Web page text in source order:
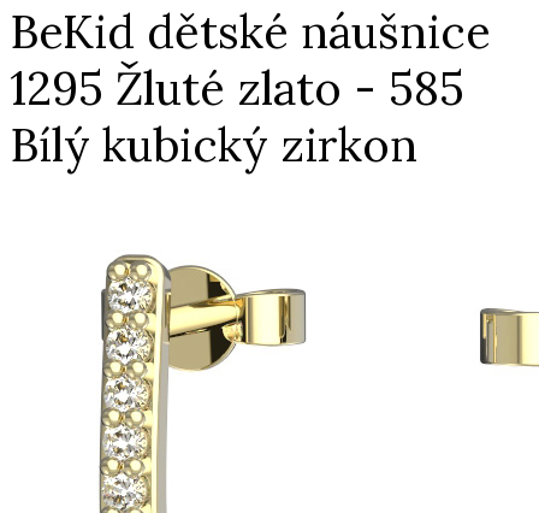
BeKid dětské náušnice
1295 Žluté zlato - 585
Bílý kubický zirkon